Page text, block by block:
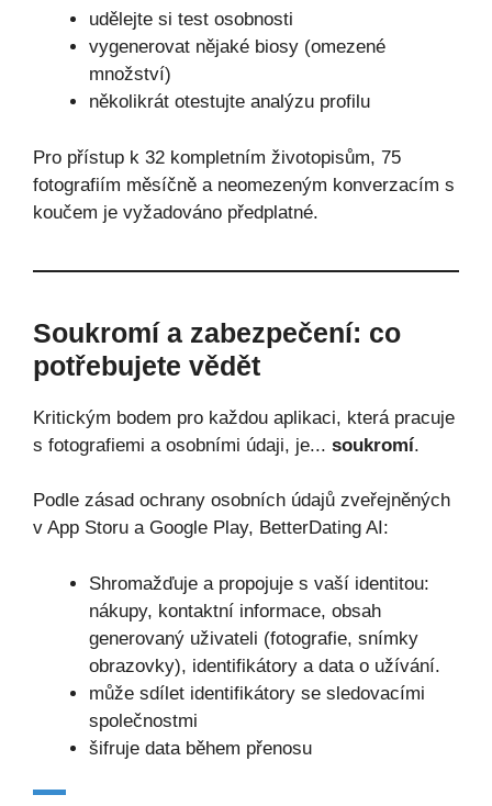
udělejte si test osobnosti
vygenerovat nějaké biosy (omezené
množství)
několikrát otestujte analýzu profilu
Pro přístup k 32 kompletním životopisům, 75
fotografiím měsíčně a neomezeným konverzacím s
koučem je vyžadováno předplatné.
Soukromí a zabezpečení: co
potřebujete vědět
Kritickým bodem pro každou aplikaci, která pracuje
s fotografiemi a osobními údaji, je... soukromí.
Podle zásad ochrany osobních údajů zveřejněných
v App Storu a Google Play, BetterDating AI:
Shromažďuje a propojuje s vaší identitou:
nákupy, kontaktní informace, obsah
generovaný uživateli (fotografie, snímky
obrazovky), identifikátory a data o užívání.
může sdílet identifikátory se sledovacími
společnostmi
šifruje data během přenosu